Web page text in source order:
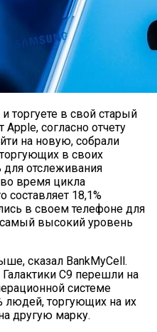
торгуете в свой старый
согласно отчету
на новую, собрали
в своих
для отслеживания
время цикла
составляет 18,1%
в своем телефоне для
высокий уровень
сказал BankMyCell.
С9 перешли на
системе
людей, торгующих на их
другую марку.